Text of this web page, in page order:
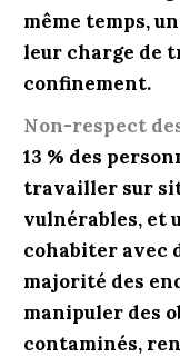
même temps,
leur charge de
confinement.
Non-respect
13 % des
travailler sur
vulnérables, et
cohabiter avec
majorité des
manipuler des
contaminés,